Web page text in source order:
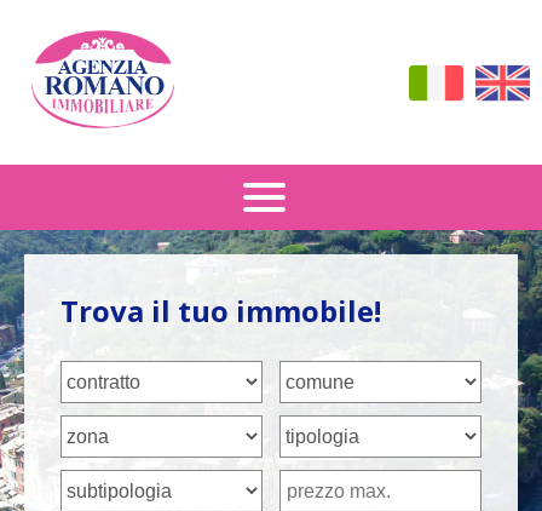
Vendita
Affitto
Dove Siamo
Contattaci
Trova il tuo immobile!